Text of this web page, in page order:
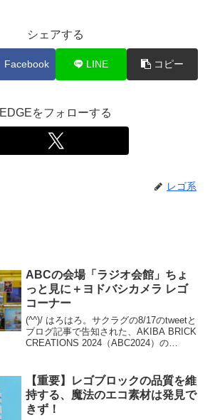
シェアする
Facebook LINE コピー
EDGEをフォローする
レゴ系
ABCの会場「ラジオ会館」ちょ
っと見に＋ヨドバシカメラ レゴ
コーナー
(^^)/ はろはろ。サクラグの8/17のtweetと
ブログ記事で告知された、AKIBA BRICK
CREATIONS 2024（ABC2024）の
す。とゆー...
【重要】レゴブロックの品質を維
持する、魔法のエコ素材は発見で
きず！